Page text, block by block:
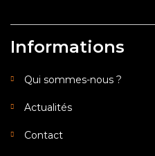
Informations
Qui sommes-nous ?
Actualités
Contact